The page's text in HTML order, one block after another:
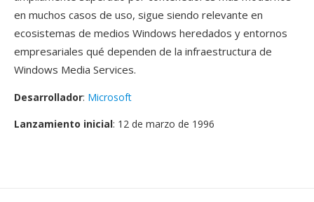
en muchos casos de uso, sigue siendo relevante en
ecosistemas de medios Windows heredados y entornos
empresariales qué dependen de la infraestructura de
Windows Media Services.
Desarrollador: Microsoft
Lanzamiento inicial: 12 de marzo de 1996